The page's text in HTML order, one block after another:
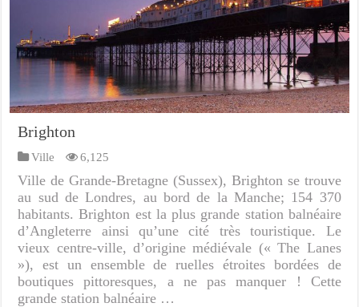
Brighton
Ville 6,125
Ville de Grande-Bretagne (Sussex), Brighton se trouve
au sud de Londres, au bord de la Manche; 154 370
habitants. Brighton est la plus grande station balnéaire
d’Angleterre ainsi qu’une cité très touristique. Le
vieux centre-ville, d’origine médiévale (« The Lanes
»), est un ensemble de ruelles étroites bordées de
boutiques pittoresques, a ne pas manquer ! Cette
grande station balnéaire …